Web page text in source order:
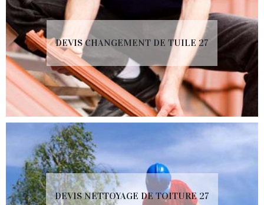
DEVIS CHANGEMENT DE TUILE 27
DEVIS NETTOYAGE DE TOITURE 27